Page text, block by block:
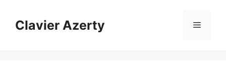
contenuClavier Azerty Menu